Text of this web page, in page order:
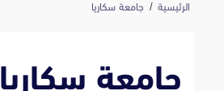
الرئيسية جامعة سكاريا
جامعة سكاريا